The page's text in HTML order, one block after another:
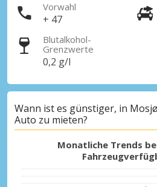
Vorwahl
+ 47
Blutalkohol-
Grenzwerte
0,2 g/l
Wann ist es günstiger, in
Auto zu mieten?
Monatliche Trends